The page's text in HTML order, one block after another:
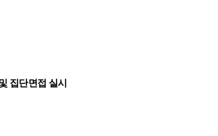
집단면접 실시